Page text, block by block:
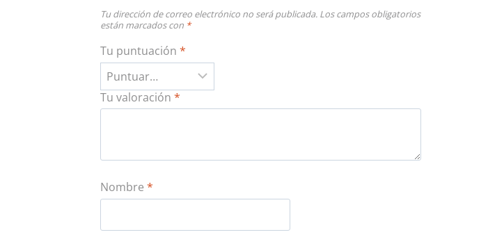
Tu dirección de correo electrónico no será publicada. Los campos obligatorios
están marcados con *
Tu puntuación*
Tu valoración*
Nombre*